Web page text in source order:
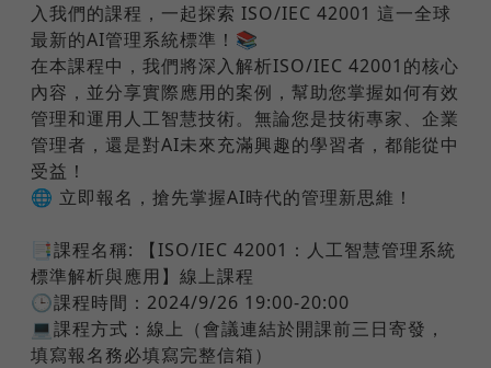
入我們的課程，一起探索 ISO/IEC 42001 這一全球
最新的AI管理系統標準！📚
在本課程中，我們將深入解析ISO/IEC 42001的核心
內容，並分享實際應用的案例，幫助您掌握如何有效
管理和運用人工智慧技術。無論您是技術專家、企業
管理者，還是對AI未來充滿興趣的學習者，都能從中
受益！
🌐 立即報名，搶先掌握AI時代的管理新思維！
📑課程名稱: 【ISO/IEC 42001：人工智慧管理系統
標準解析與應用】線上課程
🕒課程時間：2024/9/26 19:00-20:00
💻課程方式：線上（會議連結於開課前三日寄發，
填寫報名務必填寫完整信箱）